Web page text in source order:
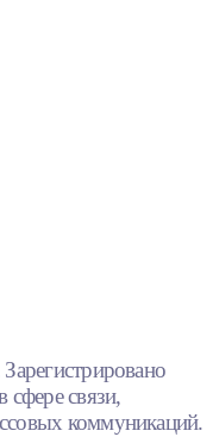
связи,
коммуникаций.